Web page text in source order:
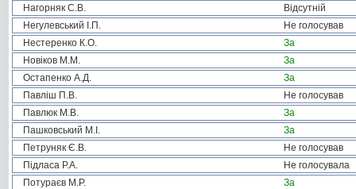
Нагорняк С.В.
Відсутній
Негулевський І.П.
Не голосував
Нестеренко К.О.
За
Новіков М.М.
За
Остапенко А.Д.
За
Павліш П.В.
Не голосував
Павлюк М.В.
За
Пашковський М.І.
За
Петруняк Є.В.
Не голосував
Підласа Р.А.
Не голосувала
Потураєв М.Р.
За